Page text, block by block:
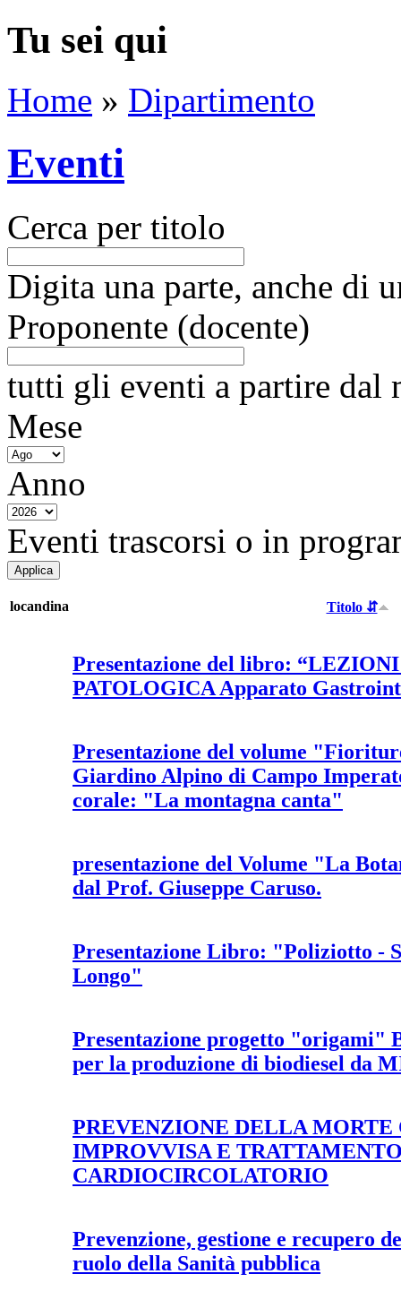
Tu sei qui
Home » Dipartimento
Eventi
Cerca per titolo
Digita una parte, anche di
Proponente (docente)
tutti gli eventi a partire dal
Mese
Anno
Eventi trascorsi o in
locandina Titolo ⇵
Presentazione del libro:
PATOLOGICA Apparato
Presentazione del volume
Giardino Alpino di Campo
corale: "La montagna canta"
presentazione del Volume "La
dal Prof. Giuseppe Caruso.
Presentazione Libro: "Poliziotto -
Longo"
Presentazione progetto "origami"
per la produzione di biodiesel da
PREVENZIONE DELLA MORTE
IMPROVVISA E
CARDIOCIRCOLATORIO
Prevenzione, gestione e recupero
ruolo della Sanità pubblica